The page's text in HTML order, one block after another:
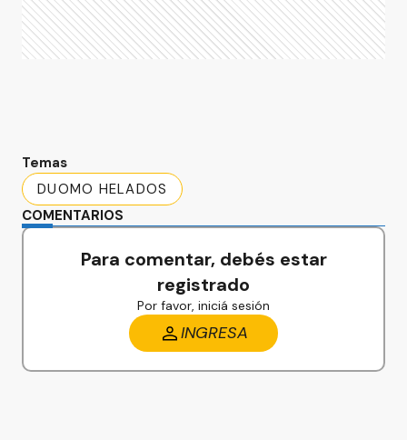
Temas
DUOMO HELADOS
COMENTARIOS
Para comentar, debés estar
registrado
Por favor, iniciá sesión
INGRESA